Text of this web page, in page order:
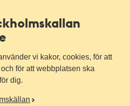
vi kakor, cookies, för att
för att webbplatsen ska
dig.